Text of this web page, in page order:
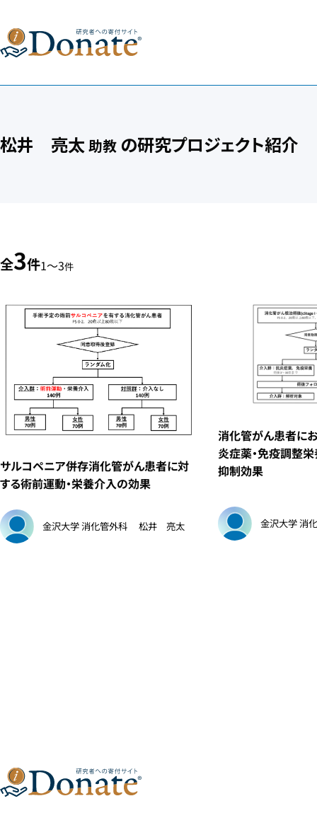
松井 亮太 助教 の研究プロジェクト紹介
全3件1〜3件
サルコペニア併存消化管がん患者に対
する術前運動・栄養介入の効果
金沢大学 消化管外科 松井 亮太
消化管がん患者に
炎症薬・免疫調整
抑制効果
金沢大学 消